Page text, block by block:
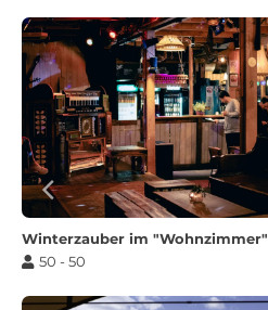
Winterzauber im "Wohnzimmer"
50 - 50